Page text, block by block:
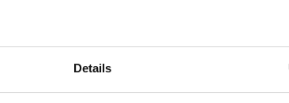
Details
Sie eine andere Hardware-Version für